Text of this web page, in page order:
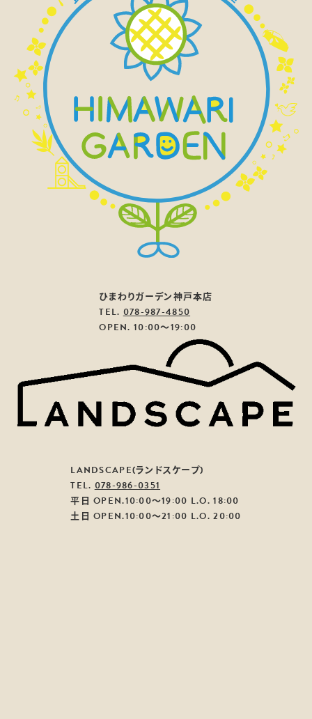
ひまわりガーデン神戸本店
TEL. 078-987-4850
OPEN. 10:00～19:00
LANDSCAPE(ランドスケープ)
TEL. 078-986-0351
平日 OPEN.10:00～19:00 L.O. 18:00
土日 OPEN.10:00～21:00 L.O. 20:00